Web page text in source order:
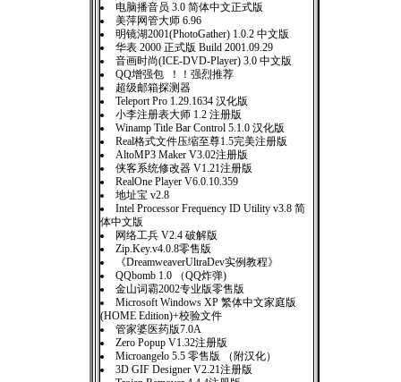
电脑播音员 3.0 简体中文正式版
美萍网管大师 6.96
明镜湖2001(PhotoGather) 1.0.2 中文版
华表 2000 正式版 Build 2001.09.29
音画时尚(ICE-DVD-Player) 3.0 中文版
QQ增强包 ！！强烈推荐
超级邮箱探测器
Teleport Pro 1.29.1634 汉化版
小李注册表大师 1.2 注册版
Winamp Title Bar Control 5.1.0 汉化版
Real格式文件压缩至尊1.5完美注册版
AltoMP3 Maker V3.02注册版
侠客系统修改器 V1.21注册版
RealOne Player V6.0.10.359
地址宝 v2.8
Intel Processor Frequency ID Utility v3.8 简
体中文版
网络工兵 V2.4 破解版
Zip.Key.v4.0.8零售版
《DreamweaverUltraDev实例教程》
QQbomb 1.0 （QQ炸弹)
金山词霸2002专业版零售版
Microsoft Windows XP 繁体中文家庭版
(HOME Edition)+校验文件
管家婆医药版7.0A
Zero Popup V1.32注册版
Microangelo 5.5 零售版 （附汉化）
3D GIF Designer V2.21注册版